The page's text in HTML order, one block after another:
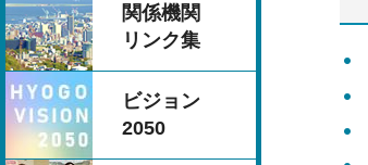
関係機関
リンク集
ビジョン
2050